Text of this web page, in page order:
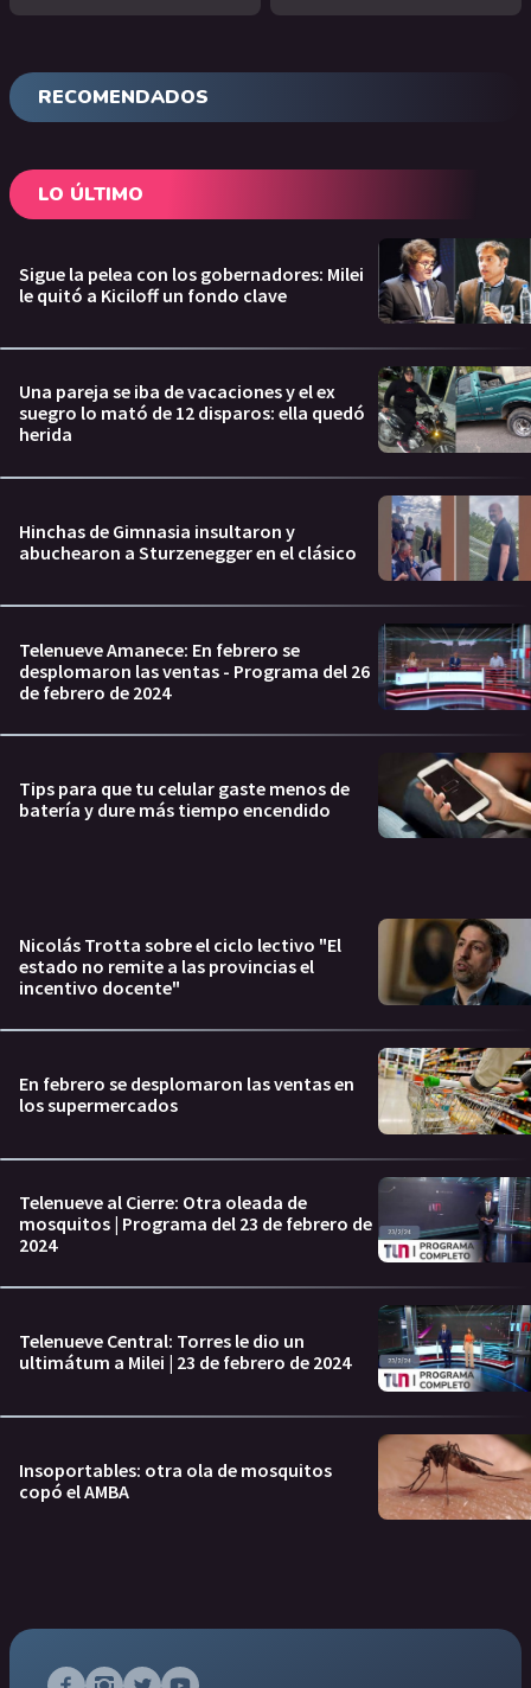
RECOMENDADOS
LO ÚLTIMO
Sigue la pelea con los gobernadores: Milei
le quitó a Kiciloff un fondo clave
Una pareja se iba de vacaciones y el ex
suegro lo mató de 12 disparos: ella quedó
herida
Hinchas de Gimnasia insultaron y
abuchearon a Sturzenegger en el clásico
Telenueve Amanece: En febrero se
desplomaron las ventas - Programa del 26
de febrero de 2024
Tips para que tu celular gaste menos de
batería y dure más tiempo encendido
Nicolás Trotta sobre el ciclo lectivo "El
estado no remite a las provincias el
incentivo docente"
En febrero se desplomaron las ventas en
los supermercados
Telenueve al Cierre: Otra oleada de
mosquitos | Programa del 23 de febrero de
2024
Telenueve Central: Torres le dio un
ultimátum a Milei | 23 de febrero de 2024
Insoportables: otra ola de mosquitos
copó el AMBA